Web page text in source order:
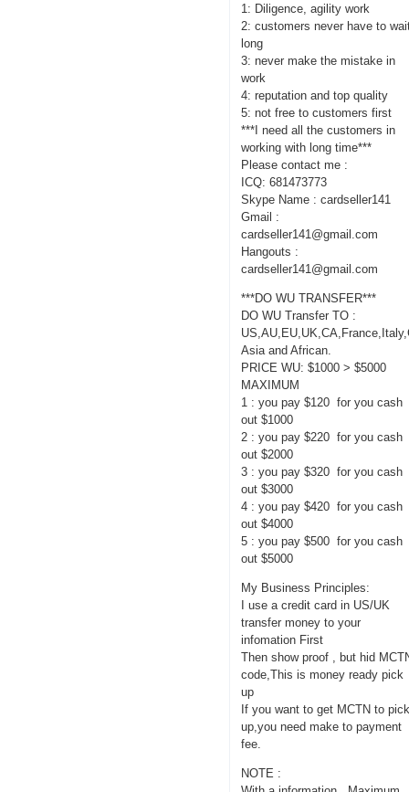
1: Diligence, agility work
2: customers never have to
long
3: never make the mistake in
work
4: reputation and top quality
5: not free to customers first
***I need all the customers in
working with long time***
Please contact me :
ICQ: 681473773
Skype Name : cardseller141
Gmail :
cardseller141@gmail.com
Hangouts :
cardseller141@gmail.com
***DO WU TRANSFER***
DO WU Transfer TO :
Asia and African.
PRICE WU: $1000 > $5000
MAXIMUM
1 : you pay $120 for you cash
out $1000
2 : you pay $220 for you cash
out $2000
3 : you pay $320 for you cash
out $3000
4 : you pay $420 for you cash
out $4000
5 : you pay $500 for you cash
out $5000
My Business Principles:
I use a credit card in US/UK
transfer money to your
infomation First
Then show proof , but hid
code,This is money ready pick
up
If you want to get MCTN to
up,you need make to payment
fee.
NOTE :